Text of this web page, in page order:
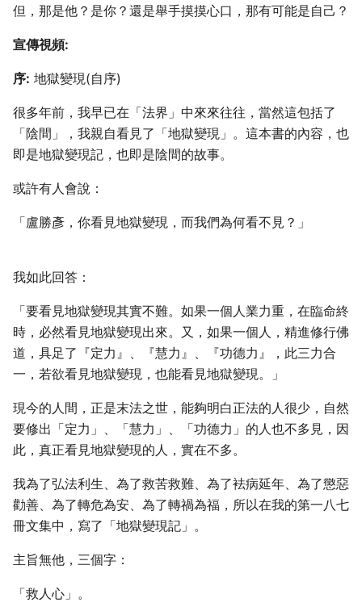
但，那是他？是你？還是舉手摸摸心口，那有可能是自己？
宣傳視頻:
序: 地獄變現(自序)
很多年前，我早已在「法界」中來來往往，當然這包括了
「陰間」，我親自看見了「地獄變現」。這本書的內容，也
即是地獄變現記，也即是陰間的故事。
或許有人會說：
「盧勝彥，你看見地獄變現，而我們為何看不見？」
我如此回答：
「要看見地獄變現其實不難。如果一個人業力重，在臨命終
時，必然看見地獄變現出來。又，如果一個人，精進修行佛
道，具足了『定力』、『慧力』、『功德力』，此三力合
一，若欲看見地獄變現，也能看見地獄變現。」
現今的人間，正是末法之世，能夠明白正法的人很少，自然
要修出「定力」、「慧力」、「功德力」的人也不多見，因
此，真正看見地獄變現的人，實在不多。
我為了弘法利生、為了救苦救難、為了袪病延年、為了懲惡
勸善、為了轉危為安、為了轉禍為福，所以在我的第一八七
冊文集中，寫了「地獄變現記」。
主旨無他，三個字：
「救人心」。